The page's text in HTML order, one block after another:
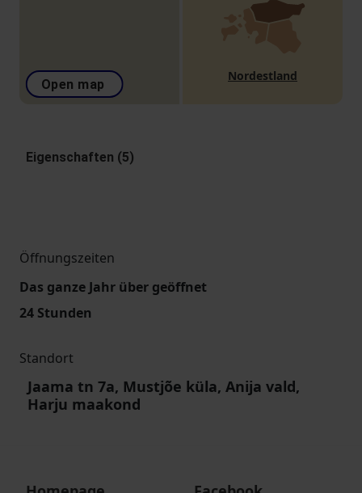
Open map
Nordestland
Eigenschaften (5)
Öffnungszeiten
Das ganze Jahr über geöffnet
24 Stunden
Standort
Jaama tn 7a, Mustjõe küla, Anija vald,
Harju maakond